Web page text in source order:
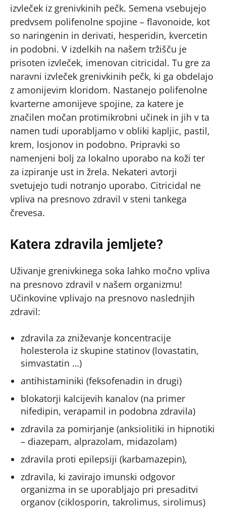
izvleček iz grenivkinih pečk. Semena vsebujejo
predvsem polifenolne spojine – flavonoide, kot
so naringenin in derivati, hesperidin, kvercetin
in podobni. V izdelkih na našem tržišču je
prisoten izvleček, imenovan citricidal. Tu gre za
naravni izvleček grenivkinih pečk, ki ga obdelajo
z amonijevim kloridom. Nastanejo polifenolne
kvarterne amonijeve spojine, za katere je
značilen močan protimikrobni učinek in jih v ta
namen tudi uporabljamo v obliki kapljic, pastil,
krem, losjonov in podobno. Pripravki so
namenjeni bolj za lokalno uporabo na koži ter
za izpiranje ust in žrela. Nekateri avtorji
svetujejo tudi notranjo uporabo. Citricidal ne
vpliva na presnovo zdravil v steni tankega
črevesa.
Katera zdravila jemljete?
Uživanje grenivkinega soka lahko močno vpliva
na presnovo zdravil v našem organizmu!
Učinkovine vplivajo na presnovo naslednjih
zdravil:
zdravila za zniževanje koncentracije
holesterola iz skupine statinov (lovastatin,
simvastatin …)
antihistaminiki (feksofenadin in drugi)
blokatorji kalcijevih kanalov (na primer
nifedipin, verapamil in podobna zdravila)
zdravila za pomirjanje (anksiolitiki in hipnotiki
– diazepam, alprazolam, midazolam)
zdravila proti epilepsiji (karbamazepin),
zdravila, ki zavirajo imunski odgovor
organizma in se uporabljajo pri presaditvi
organov (ciklosporin, takrolimus, sirolimus)